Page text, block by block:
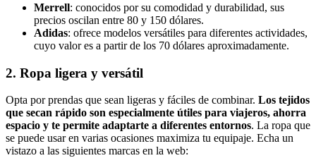
Merrell: conocidos por su comodidad y durabilidad, sus
precios oscilan entre 80 y 150 dólares.
Adidas: ofrece modelos versátiles para diferentes actividades,
cuyo valor es a partir de los 70 dólares aproximadamente.
2. Ropa ligera y versátil
Opta por prendas que sean ligeras y fáciles de combinar. Los tejidos
que secan rápido son especialmente útiles para viajeros, ahorra
espacio y te permite adaptarte a diferentes entornos. La ropa que
se puede usar en varias ocasiones maximiza tu equipaje. Echa un
vistazo a las siguientes marcas en la web: